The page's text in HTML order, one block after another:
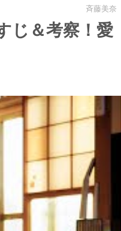
斉藤美奈
じ＆考察！愛